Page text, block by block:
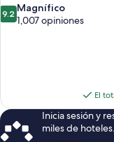
9.2
de
9.2 Magnífico
1,007 opiniones
El
Inicia sesión y
miles de